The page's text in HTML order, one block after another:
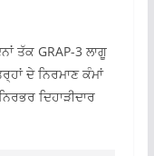
ਤੱਕ GRAP-3 ਲਾਗੂ
ਦੇ ਨਿਰਮਾਣ ਕੰਮਾਂ
ਦਿਹਾੜੀਦਾਰ